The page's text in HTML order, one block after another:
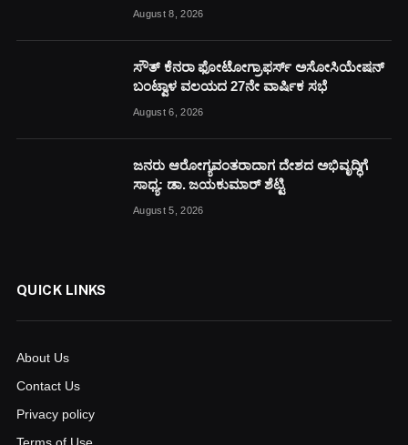
August 8, 2026
ಸೌತ್ ಕೆನರಾ ಫೋಟೋಗ್ರಾಫರ್ಸ್ ಅಸೋಸಿಯೇಷನ್
ಬಂಟ್ವಾಳ ವಲಯದ 27ನೇ ವಾರ್ಷಿಕ ಸಭೆ
August 6, 2026
ಜನರು ಆರೋಗ್ಯವಂತರಾದಾಗ ದೇಶದ ಅಭಿವೃದ್ಧಿಗೆ
ಸಾಧ್ಯ: ಡಾ. ಜಯಕುಮಾರ್ ಶೆಟ್ಟಿ
August 5, 2026
QUICK LINKS
About Us
Contact Us
Privacy policy